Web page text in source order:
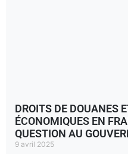
DROITS DE DOUANES
ÉCONOMIQUES EN
QUESTION AU
9 avril 2025